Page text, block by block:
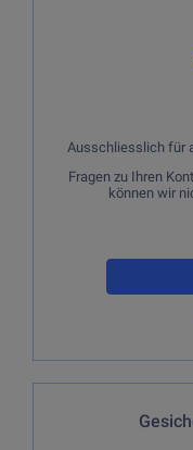
Ausschliesslich für
Fragen zu Ihren
können wir
Bei allgemeinen